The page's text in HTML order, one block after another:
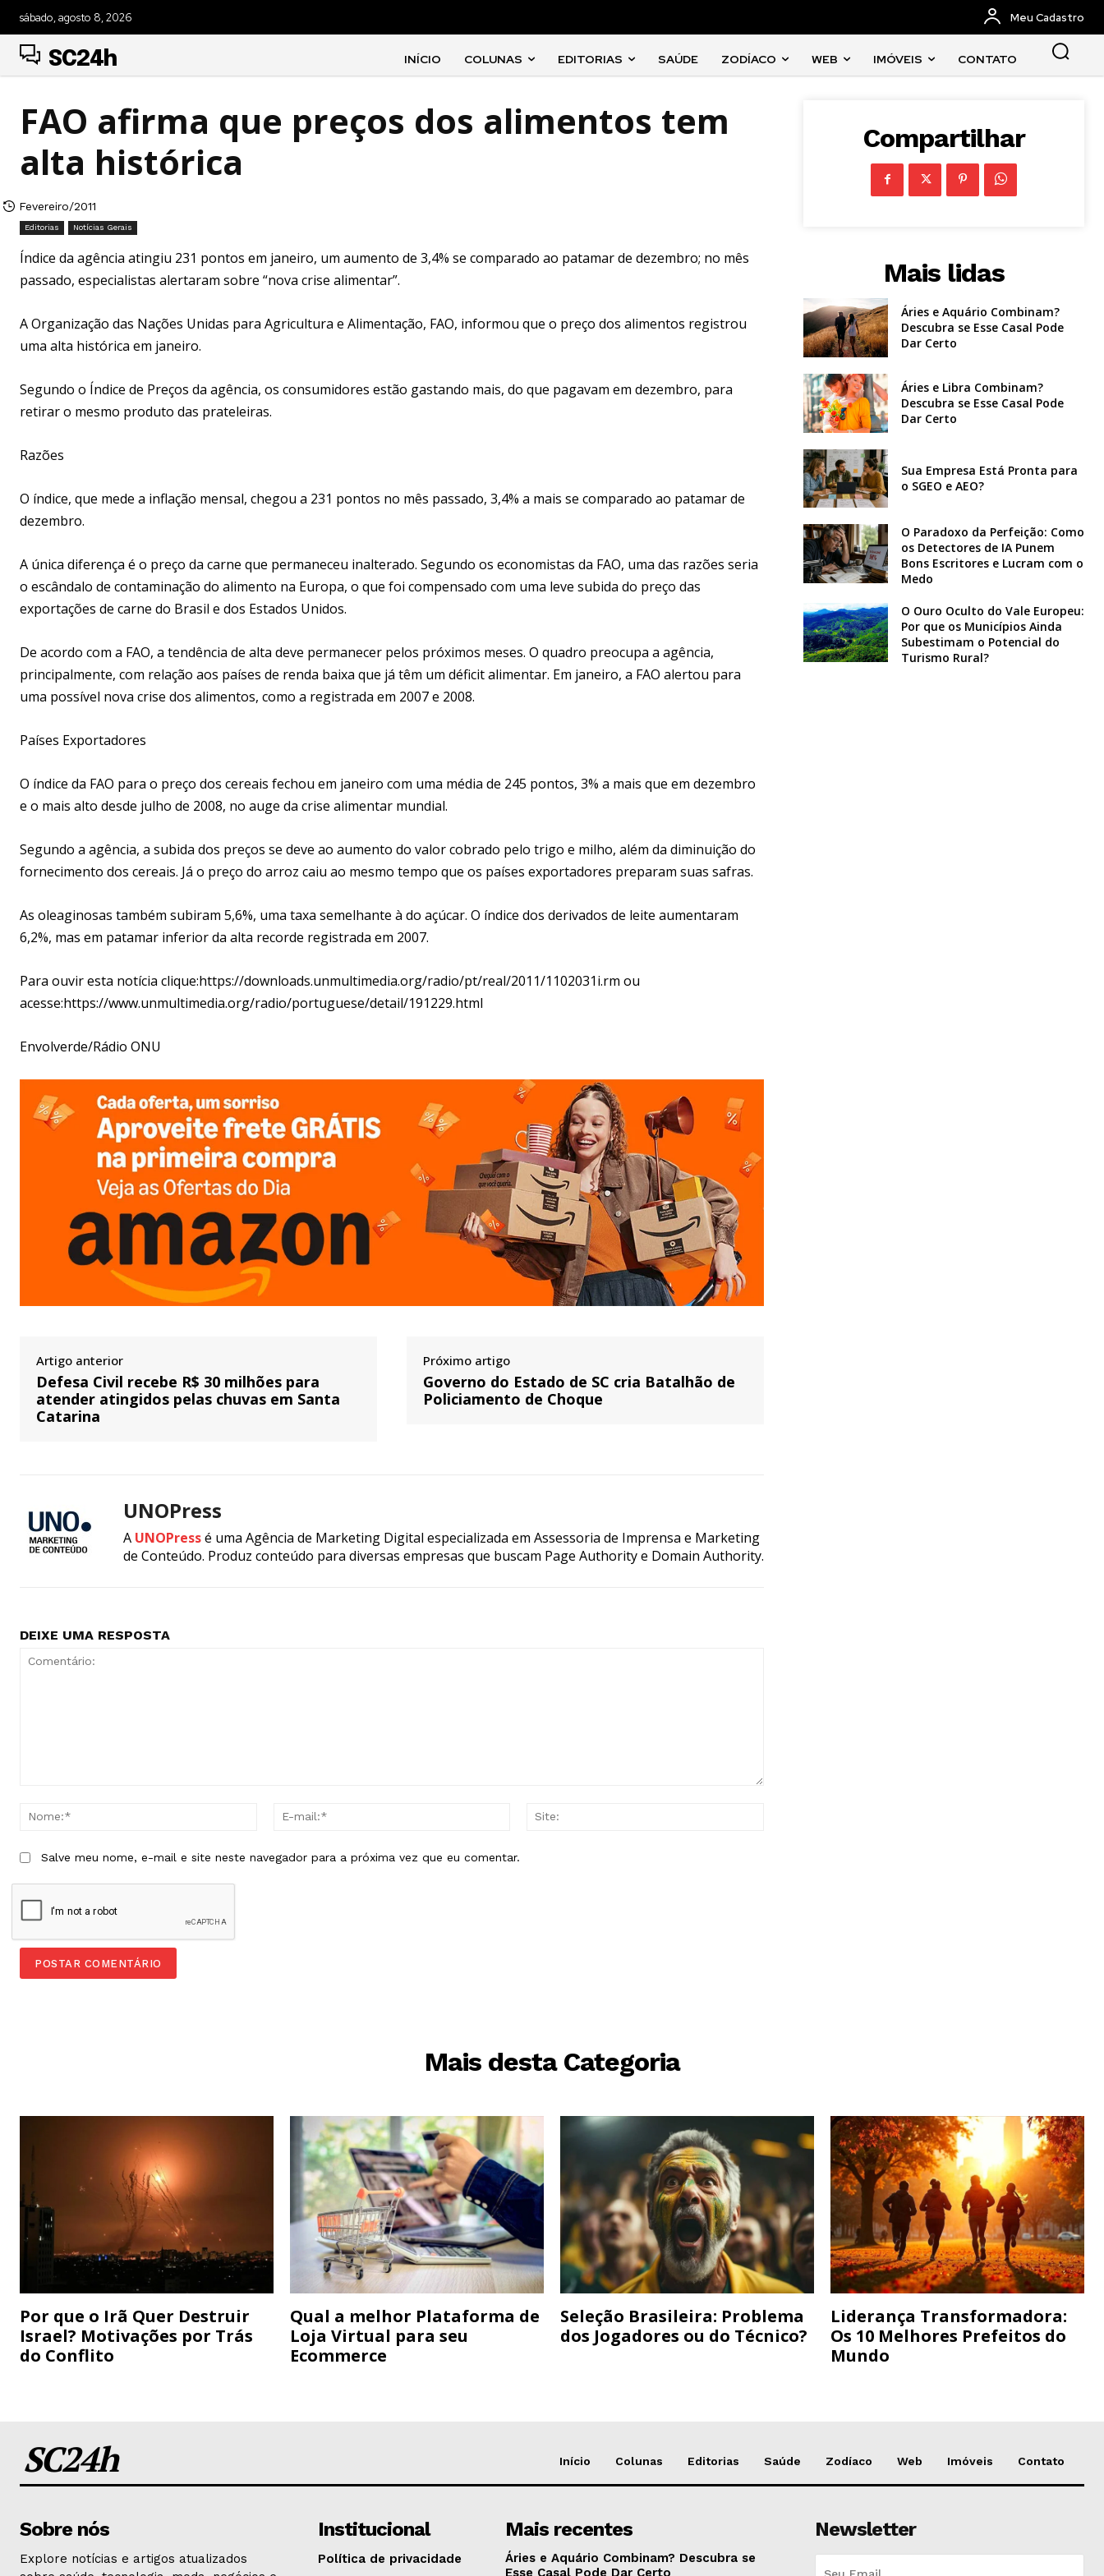
sábado, agosto 8, 2026 Meu Cadastro
SC24h INÍCIO COLUNAS EDITORIAS SAÚDE ZODÍACO WEB IMÓVEIS CONTATO
FAO afirma que preços dos alimentos tem
alta histórica
Fevereiro/2011
Editorias Notícias Gerais
Índice da agência atingiu 231 pontos em janeiro, um aumento de 3,4% se comparado ao patamar de dezembro; no mês
passado, especialistas alertaram sobre “nova crise alimentar”.
A Organização das Nações Unidas para Agricultura e Alimentação, FAO, informou que o preço dos alimentos registrou
uma alta histórica em janeiro.
Segundo o Índice de Preços da agência, os consumidores estão gastando mais, do que pagavam em dezembro, para
retirar o mesmo produto das prateleiras.
Razões
O índice, que mede a inflação mensal, chegou a 231 pontos no mês passado, 3,4% a mais se comparado ao patamar de
dezembro.
A única diferença é o preço da carne que permaneceu inalterado. Segundo os economistas da FAO, uma das razões seria
o escândalo de contaminação do alimento na Europa, o que foi compensado com uma leve subida do preço das
exportações de carne do Brasil e dos Estados Unidos.
De acordo com a FAO, a tendência de alta deve permanecer pelos próximos meses. O quadro preocupa a agência,
principalmente, com relação aos países de renda baixa que já têm um déficit alimentar. Em janeiro, a FAO alertou para
uma possível nova crise dos alimentos, como a registrada em 2007 e 2008.
Países Exportadores
O índice da FAO para o preço dos cereais fechou em janeiro com uma média de 245 pontos, 3% a mais que em dezembro
e o mais alto desde julho de 2008, no auge da crise alimentar mundial.
Segundo a agência, a subida dos preços se deve ao aumento do valor cobrado pelo trigo e milho, além da diminuição do
fornecimento dos cereais. Já o preço do arroz caiu ao mesmo tempo que os países exportadores preparam suas safras.
As oleaginosas também subiram 5,6%, uma taxa semelhante à do açúcar. O índice dos derivados de leite aumentaram
6,2%, mas em patamar inferior da alta recorde registrada em 2007.
Para ouvir esta notícia clique:https://downloads.unmultimedia.org/radio/pt/real/2011/1102031i.rm ou
acesse:https://www.unmultimedia.org/radio/portuguese/detail/191229.html
Envolverde/Rádio ONU
Artigo anterior
Defesa Civil recebe R$ 30 milhões para
atender atingidos pelas chuvas em Santa
Catarina
Próximo artigo
Governo do Estado de SC cria Batalhão de
Policiamento de Choque
UNOPress
A UNOPressé uma Agência de Marketing Digital especializada em Assessoria de Imprensa e Marketing
de Conteúdo. Produz conteúdo para diversas empresas que buscam Page Authority e Domain Authority.
DEIXE UMA RESPOSTA
Nome:*
Salve meu nome, e-mail e site neste navegador para a próxima vez que eu comentar.
Compartilhar
Mais lidas
Áries e Aquário Combinam?
Descubra se Esse Casal Pode
Dar Certo
Áries e Libra Combinam?
Descubra se Esse Casal Pode
Dar Certo
Sua Empresa Está Pronta para
o SGEO e AEO?
O Paradoxo da Perfeição: Como
os Detectores de IA Punem
Bons Escritores e Lucram com o
Medo
O Ouro Oculto do Vale Europeu:
Por que os Municípios Ainda
Subestimam o Potencial do
Turismo Rural?
Mais desta Categoria
Por que o Irã Quer Destruir
Israel? Motivações por Trás
do Conflito
Qual a melhor Plataforma de
Loja Virtual para seu
Ecommerce
Seleção Brasileira: Problema
dos Jogadores ou do Técnico?
Liderança Transformadora:
Os 10 Melhores Prefeitos do
Mundo
SC24h Início Colunas Editorias Saúde Zodíaco Web Imóveis Contato
Sobre nós
Explore notícias e artigos atualizados
Institucional
Política de privacidade
Mais recentes
Áries e Aquário Combinam? Descubra se
Esse Casal Pode Dar Certo
Newsletter